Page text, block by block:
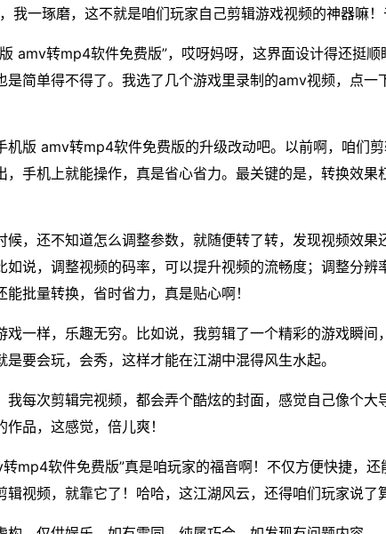
我一琢磨，这不就是咱们玩家自己剪辑游戏视频的神器嘛！
amv转mp4软件免费版”，哎呀妈呀，这界面设计得还挺
是简单得不得了。我选了几个游戏里录制的amv视频，点
机版 amv转mp4软件免费版的升级改动吧。以前啊，咱们
，手机上就能操作，真是省心省力。最关键的是，转换效
，还不知道怎么调整参数，就随便转了转，发现视频效
如说，调整视频的码率，可以提升视频的流畅度；调整分
批量转换，省时省力，真是贴心啊！
一样，乐趣无穷。比如说，我剪辑了一个精彩的游戏瞬
要会玩，会秀，这样才能在江湖中混得风生水起。
每次剪辑完视频，都会弄个酷炫的封面，感觉自己像个
品，这感觉，倍儿爽！
mp4软件免费版”真是咱玩家的福音啊！不仅方便快捷，
视频，就靠它了！哈哈，这江湖风云，还得咱们玩家说了